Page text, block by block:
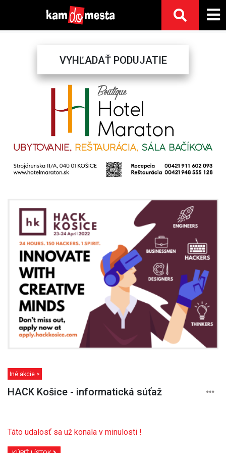
VYHĽADAŤ PODUJATIE
Iné akcie >
HACK Košice - informatická súťaž
Táto udalosť sa už konala v minulosti !